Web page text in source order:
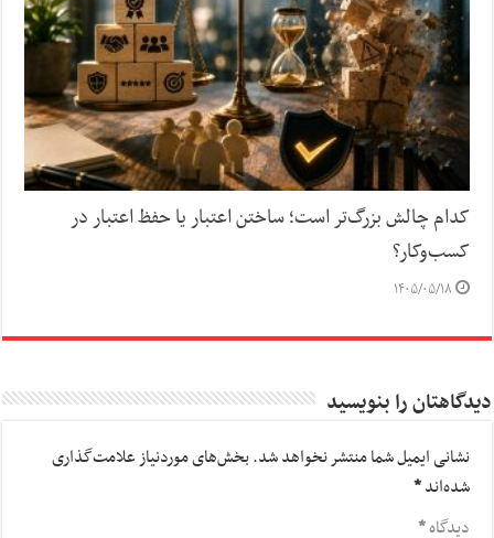
کدام چالش بزرگ‌تر است؛ ساختن اعتبار یا حفظ اعتبار در
کسب‌وکار؟
۱۴۰۵/۰۵/۱۸
دیدگاهتان را بنویسید
نشانی ایمیل شما منتشر نخواهد شد.بخش‌های موردنیاز علامت‌گذاری
شده‌اند*
دیدگاه*